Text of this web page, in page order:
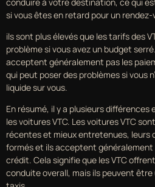
si vous êtes en retard pour un
ils sont plus élevés que les tarifs des
problème si vous avez un budget
acceptent généralement pas les
qui peut poser des problèmes si vous
liquide sur vous.
En résumé, il y a plusieurs
les voitures VTC. Les voitures VTC
récentes et mieux entretenues, leurs
formés et ils acceptent
crédit. Cela signifie que les VTC
conduite overall, mais ils peuvent être